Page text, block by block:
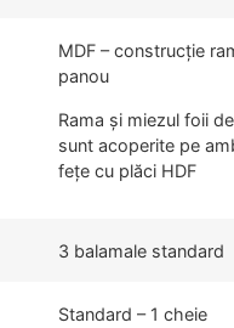
MDF – construcție
panou
Rama și miezul foii
sunt acoperite pe
fețe cu plăci HDF
3 balamale standard
Standard – 1 cheie